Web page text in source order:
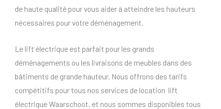
de haute qualité pour vous aider à atteindre les hauteurs
nécessaires pour votre déménagement.
Le lift électrique est parfait pour les grands
déménagements ou les livraisons de meubles dans des
bâtiments de grande hauteur. Nous offrons des tarifs
compétitifs pour tous nos services de location lift
électrique Waarschoot, et nous sommes disponibles tous